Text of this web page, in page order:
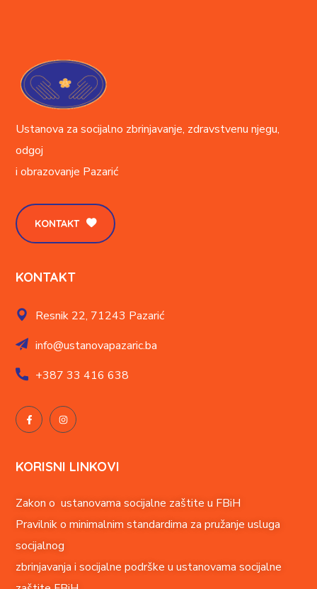
Ustanova za socijalno zbrinjavanje, zdravstvenu njegu,
odgoj
i obrazovanje Pazarić
KONTAKT
KONTAKT
Resnik 22, 71243 Pazarić
info@ustanovapazaric.ba
+38733 416 638
KORISNI LINKOVI
Zakon o ustanovama socijalne zaštite u FBiH
Pravilnik o minimalnim standardima za pružanje usluga
socijalnog
zbrinjavanja i socijalne podrške u ustanovama socijalne